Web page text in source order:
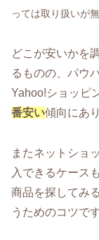
っては取り扱いが
どこが安いかを
るものの、パウ
Yahoo!ショッピ
番安い傾向にあ
またネットショ
入できるケース
商品を探してみ
うためのコツです